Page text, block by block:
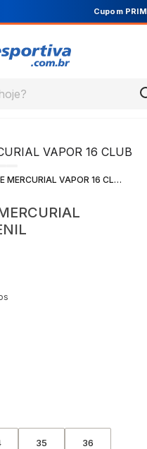
para 10% OFF na 1ª compra
TÊNIS FUTSAL NIKE MERCURIAL VAPOR 16 CLUB JUVENIL
35 36